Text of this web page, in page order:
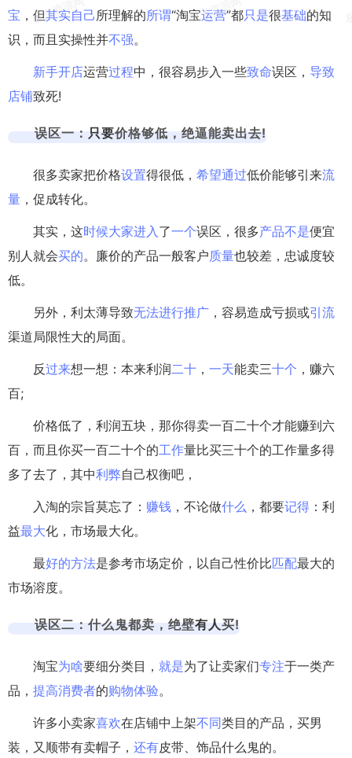
宝 ，但其实自己所理解的所谓“淘宝运营”都只是很基础的知
识，而且实操性并不强。
新手开店运营过程中，很容易步入一些致命误区， 导致
店铺致死!
误区一： 只要价格够低，绝逼能卖出去!
很多卖家把价格设置得很低， 希望通过低价能够引来流
量 ，促成转化。
其实，这时候大家进入了一个误区，很多产品不是便宜
别人就会买的。廉价的产品一般客户质量也较差，忠诚度较
低。
另外，利太薄导致无法进行推广 ，容易造成亏损或引流
渠道局限性大的局面。
反过来想一想：本来利润二十 ， 一天能卖三十个 ，赚六
百;
价格低了，利润五块，那你得卖一百二十个才能赚到六
百，而且你买一百二十个的工作量比买三十个的工作量多得
多了去了，其中利弊自己权衡吧，
入淘的宗旨莫忘了： 赚钱 ，不论做什么 ，都要记得 ：利
益最大化，市场最大化。
最好的方法是参考市场定价，以自己性价比匹配最大的
市场溶度。
误区二：什么鬼都卖，绝壁有人买!
淘宝为啥要细分类目， 就是为了让卖家们专注于一类产
品， 提高消费者的购物体验。
许多小卖家喜欢在店铺中上架不同类目的产品，买男
装，又顺带有卖帽子， 还有皮带、饰品什么鬼的。